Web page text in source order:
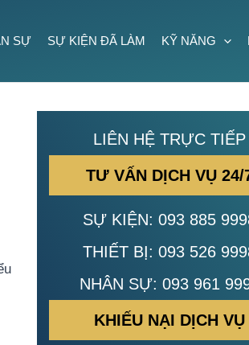
SỰ SỰ KIỆN ĐÃ LÀM KỸ NĂNG
LIÊN HỆ TRỰC TIẾP
TƯ VẤN DỊCH VỤ 24/
SỰ KIỆN: 093 885
THIẾT BỊ: 093 526
NHÂN SỰ: 093 961
KHIẾU NẠI DỊCH VỤ